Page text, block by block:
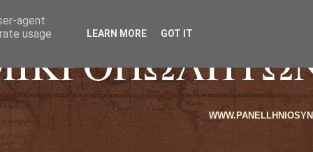
agent
usage
LEARN MORE GOT IT